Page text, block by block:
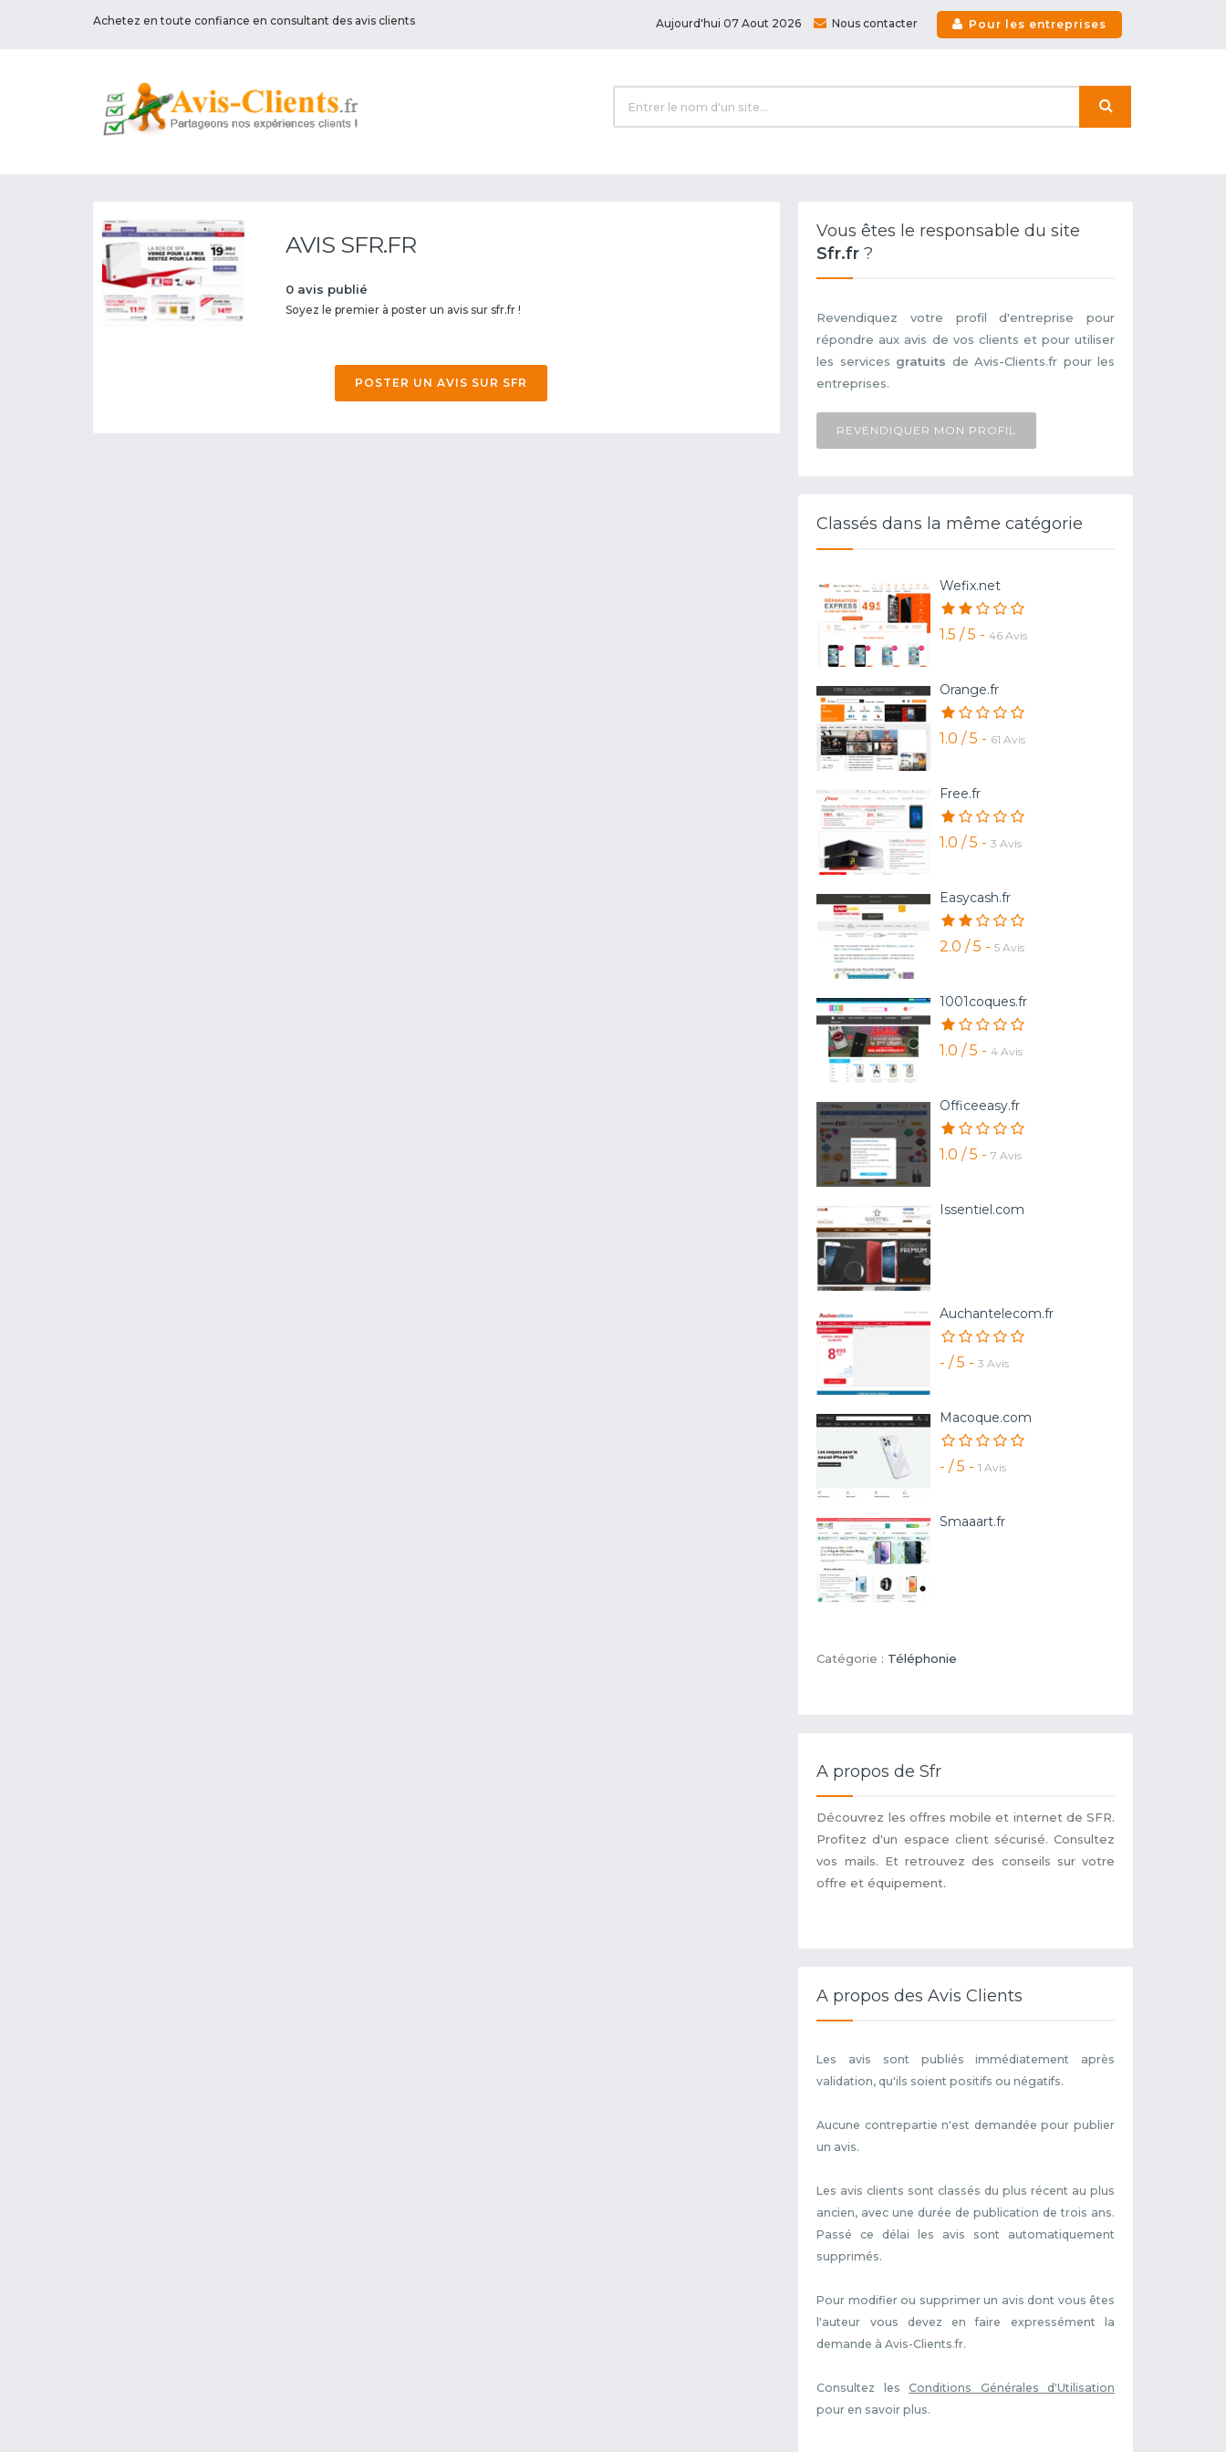
Achetez en toute confiance en consultant des avis clients Aujourd'hui 07 Aout 2026 Nous contacter Pour les entreprises
AVIS SFR.FR
0 avis publié
Soyez le premier à poster un avis sur sfr.fr !
POSTER UN AVIS SUR SFR
Vous êtes le responsable du site
Sfr.fr ?
Revendiquez votre profil d'entreprise pour
répondre aux avis de vos clients et pour utiliser
les services gratuits de Avis-Clients.fr pour les
entreprises.
REVENDIQUER MON PROFIL
Classés dans la même catégorie
Wefix.net
1.5 / 5 -46 Avis
Orange.fr
1.0 / 5 - 61 Avis
Free.fr
1.0 / 5 -3 Avis
Easycash.fr
2.0 / 5 -5 Avis
1001coques.fr
1.0 / 5 -4 Avis
Officeeasy.fr
1.0 / 5 -7 Avis
Issentiel.com
Auchantelecom.fr
- / 5 -3 Avis
Macoque.com
- / 5 -1 Avis
Smaaart.fr
Catégorie : Téléphonie
A propos de Sfr
Découvrez les offres mobile et internet de SFR.
Profitez d'un espace client sécurisé. Consultez
vos mails. Et retrouvez des conseils sur votre
offre et équipement.
A propos des Avis Clients
Les avis sont publiés immédiatement après
validation, qu'ils soient positifs ou négatifs.
Aucune contrepartie n'est demandée pour publier
un avis.
Les avis clients sont classés du plus récent au plus
ancien, avec une durée de publication de trois ans.
Passé ce délai les avis sont automatiquement
supprimés.
Pour modifier ou supprimer un avis dont vous êtes
l'auteur vous devez en faire expressément la
demande à Avis-Clients.fr.
Consultez lesConditions Générales d'Utilisation
pour en savoir plus.